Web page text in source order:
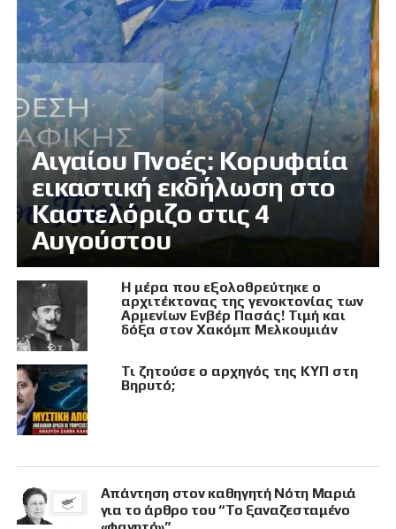
Αιγαίου Πνοές: Κορυφαία
εικαστική εκδήλωση στο
Καστελόριζο στις 4
Αυγούστου
Η μέρα που εξολοθρεύτηκε ο
αρχιτέκτονας της γενοκτονίας των
Αρμενίων Ενβέρ Πασάς! Τιμή και
δόξα στον Χακόμπ Μελκουμιάν
Τι ζητούσε ο αρχηγός της ΚΥΠ στη
Βηρυτό;
Απάντηση στον καθηγητή Νότη Μαριά
για το άρθρο του “Το ξαναζεσταμένο